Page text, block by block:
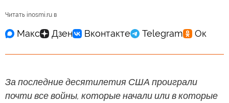
Читать inosmi.ru в
За последние десятилетия США проиграли
почти все войны, которые начали или в которые